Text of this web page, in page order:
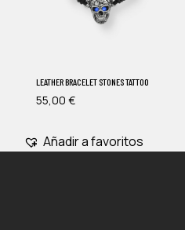
LEATHER BRACELET STONES TATTOO
55,00 €
Añadir a favoritos